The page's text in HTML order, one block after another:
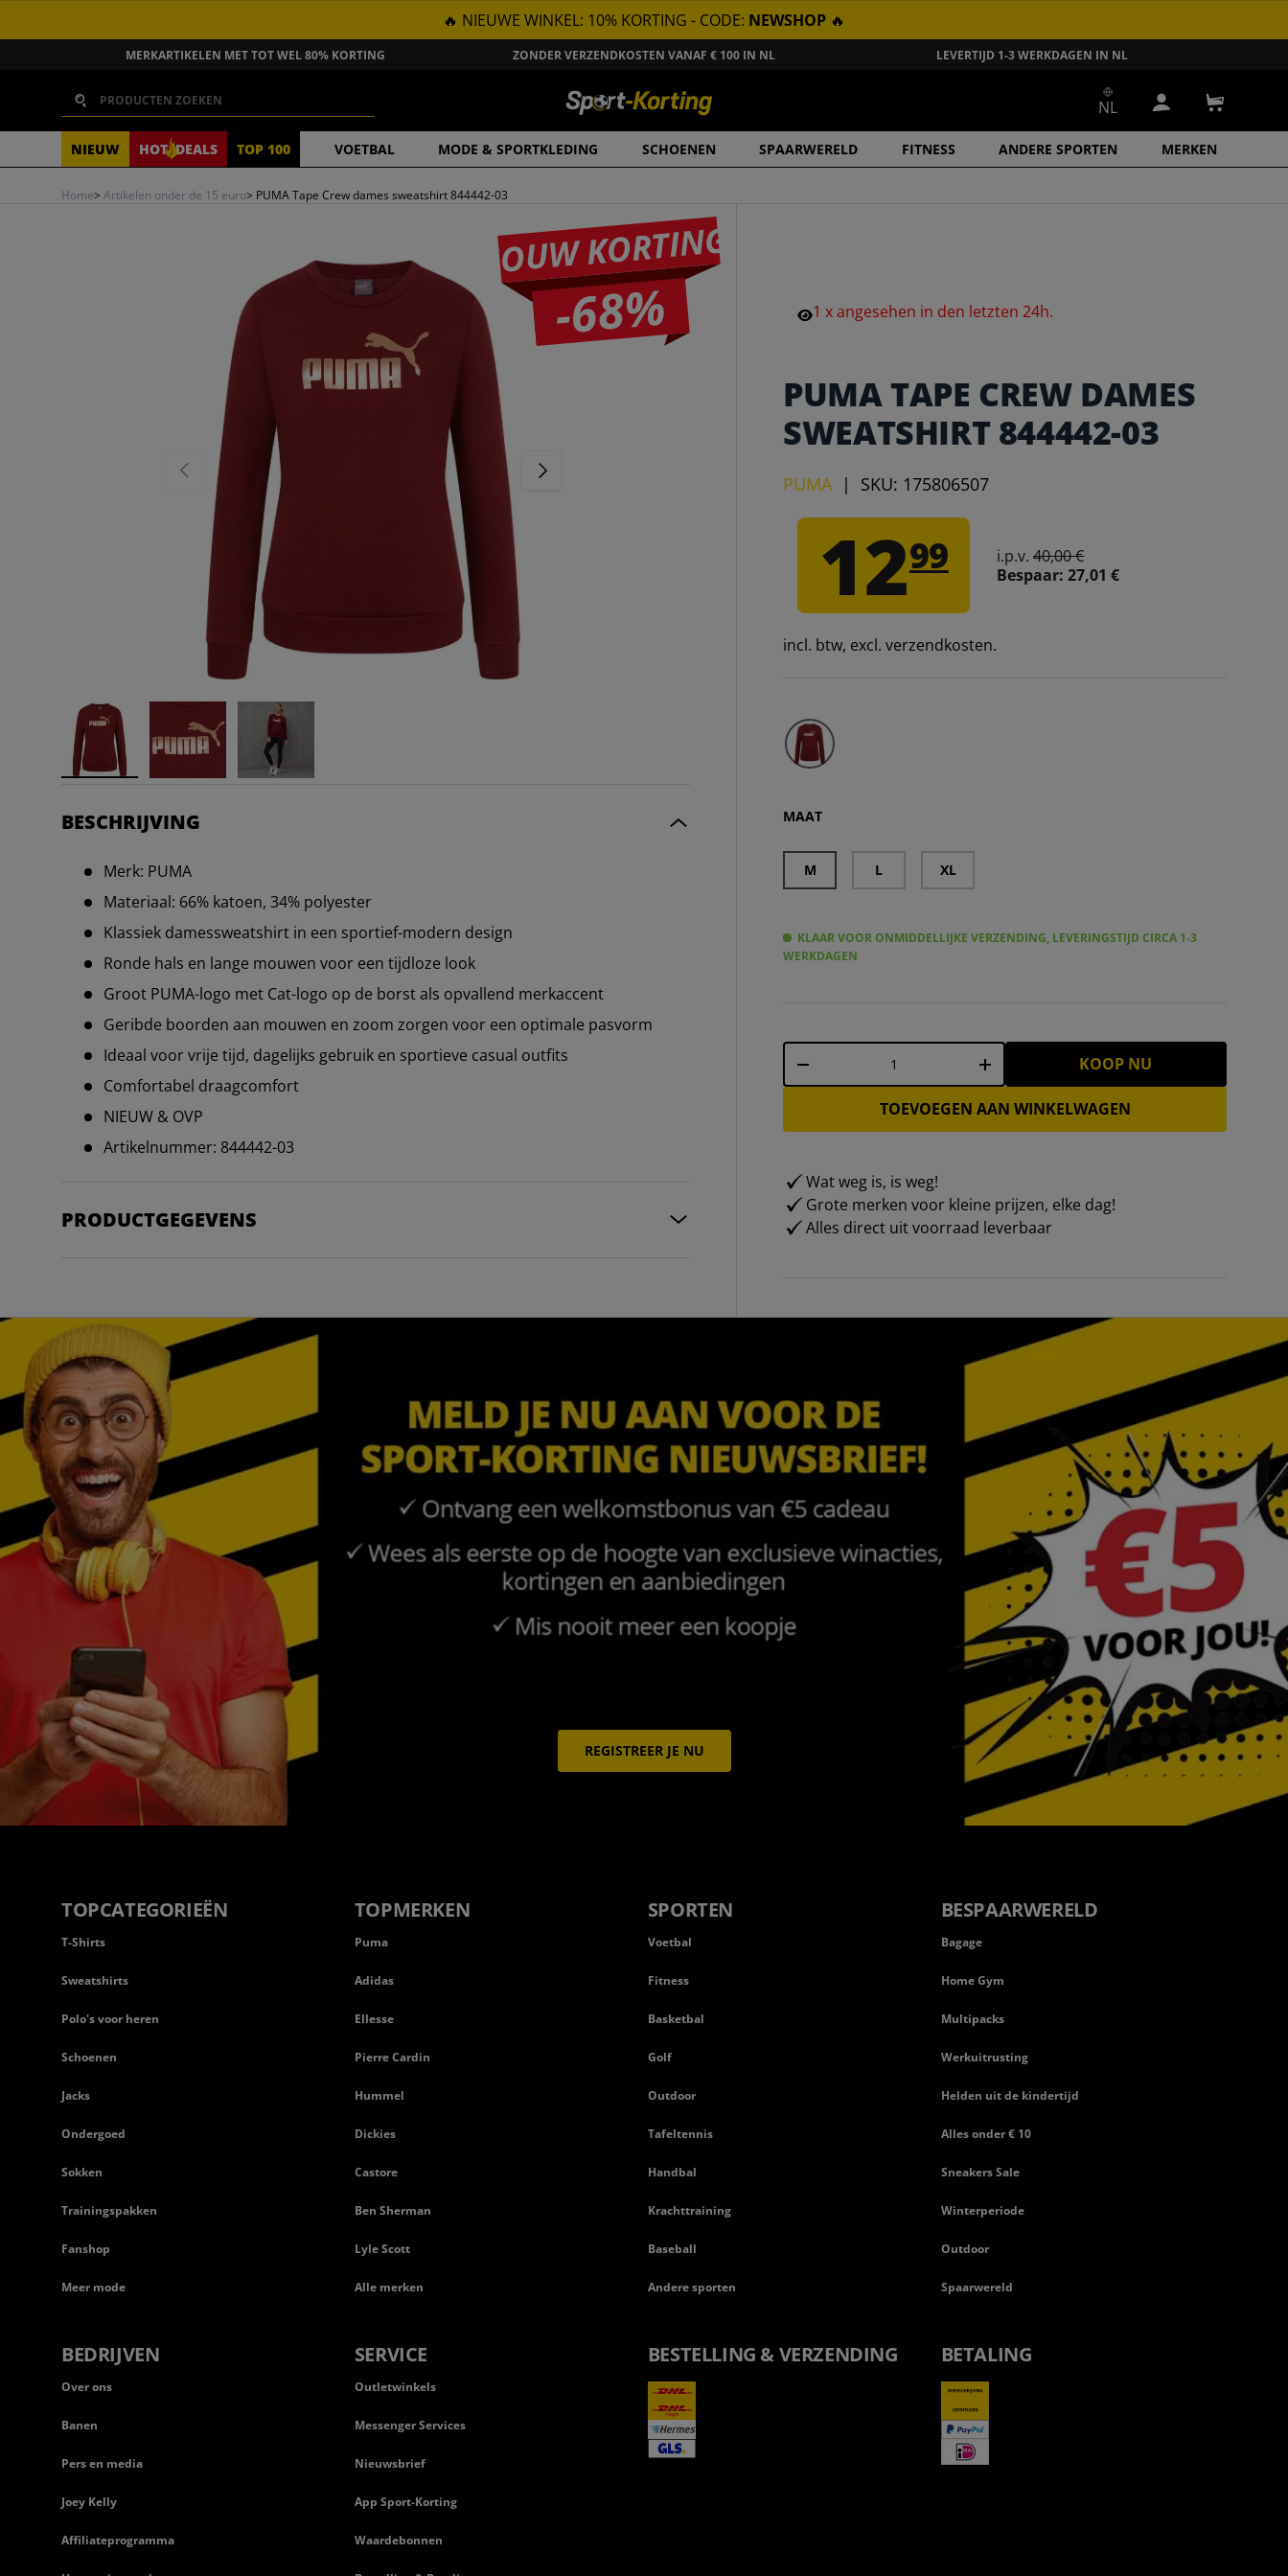
GA NAAR INHOUD
🔥 NIEUWE WINKEL: 10% KORTING - CODE: NEWSHOP 🔥
MERKARTIKELEN MET TOT WEL 80% KORTING ZONDER VERZENDKOSTEN VANAF € 100 IN NL LEVERTIJD 1-3 WERKDAGEN IN NL
NIEUW HOT DEALS TOP 100 VOETBAL MODE & SPORTKLEDING SCHOENEN SPAARWERELD FITNESS ANDERE SPORTEN MERKEN
Zoeken
NL Inloggen
Home> Artikelen onder de 15 euro> PUMA Tape Crew dames sweatshirt 844442-03
JOUW KORTING
-68%
VORIGE VOLGENDE
BESCHRIJVING
Merk: PUMA
Materiaal: 66% katoen, 34% polyester
Klassiek damessweatshirt in een sportief-modern design
Ronde hals en lange mouwen voor een tijdloze look
Groot PUMA-logo met Cat-logo op de borst als opvallend merkaccent
Geribde boorden aan mouwen en zoom zorgen voor een optimale pasvorm
Ideaal voor vrije tijd, dagelijks gebruik en sportieve casual outfits
Comfortabel draagcomfort
NIEUW & OVP
Artikelnummer: 844442-03
PRODUCTGEGEVENS
1xangesehen in den letzten24h.
PUMA TAPE CREW DAMES
SWEATSHIRT 844442-03
PUMA | SKU: 175806507
1299 i.p.v.40,00 €
Bespaar:27,01 €
incl. btw, excl. verzendkosten.
MAAT
M L XL
KLAAR VOOR ONMIDDELLIJKE VERZENDING, LEVERINGSTIJD CIRCA 1-3
WERKDAGEN
Aantal
- + KOOP NU
TOEVOEGEN AAN WINKELWAGEN
Wat weg is, is weg!
Grote merken voor kleine prijzen, elke dag!
Alles direct uit voorraad leverbaar
REGISTREER JE NU
TOPCATEGORIEËN
T-Shirts
Sweatshirts
Polo's voor heren
Schoenen
Jacks
Ondergoed
Sokken
Trainingspakken
Fanshop
Meer mode
TOPMERKEN
Puma
Adidas
Ellesse
Pierre Cardin
Hummel
Dickies
Castore
Ben Sherman
Lyle Scott
Alle merken
SPORTEN
Voetbal
Fitness
Basketbal
Golf
Outdoor
Tafeltennis
Handbal
Krachttraining
Baseball
Andere sporten
BESPAARWERELD
Bagage
Home Gym
Multipacks
Werkuitrusting
Helden uit de kindertijd
Alles onder € 10
Sneakers Sale
Winterperiode
Outdoor
Spaarwereld
BEDRIJVEN
Over ons
Banen
Pers en media
Joey Kelly
Affiliateprogramma
SERVICE
Outletwinkels
Messenger Services
Nieuwsbrief
App Sport-Korting
Waardebonnen
BESTELLING & VERZENDING BETALING